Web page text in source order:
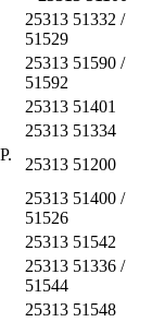
25313 51332 /
51529
25313 51590 /
51592
25313 51401
25313 51334
25313 51200
25313 51400 /
51526
25313 51542
25313 51336 /
51544
25313 51548